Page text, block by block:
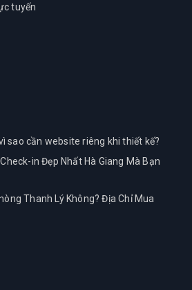
tuyến
sao cần website riêng khi thiết kế?
in Đẹp Nhất Hà Giang Mà Bạn
Thanh Lý Không? Địa Chỉ Mua